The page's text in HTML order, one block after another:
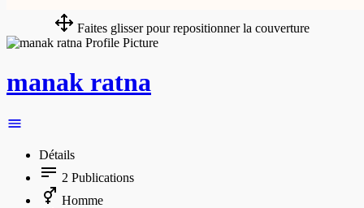
Faites glisser pour repositionner la couverture
manak ratna
Détails
2 Publications
Homme